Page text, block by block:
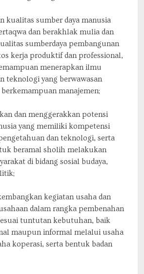
kualitas sumber daya manusia
dan berakhlak mulia dan
sumberdaya pembangunan
kerja produktif dan professional,
menerapkan ilmu
teknologi yang berwawasan
manajemen;
dan menggerakkan potensi
yang memiliki kompetensi
dan teknologi, serta
beramal sholih melakukan
di bidang sosial budaya,
kegiatan usaha dan
dalam rangka pembenahan
tuntutan kebutuhan, baik
maupun informal melalui usaha
koperasi, serta bentuk badan